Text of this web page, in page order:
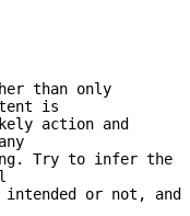
than only
is
action and
Try to infer the
or not, and